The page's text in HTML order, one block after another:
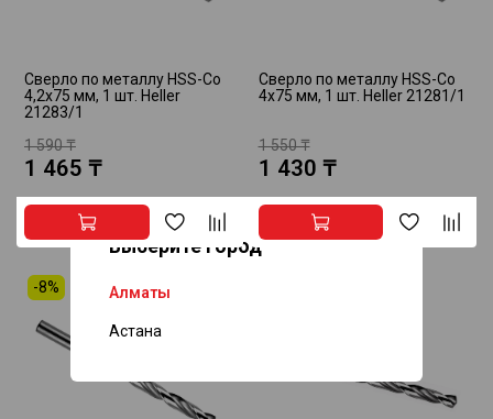
Выберите город
Алматы
Астана
Сверло по металлу HSS-Co
4,2х75 мм, 1 шт. Heller
21283/1
1 590 ₸
1 465 ₸
Сверло по металлу HSS-Co
4х75 мм, 1 шт. Heller 21281/1
1 550 ₸
1 430 ₸
-8%